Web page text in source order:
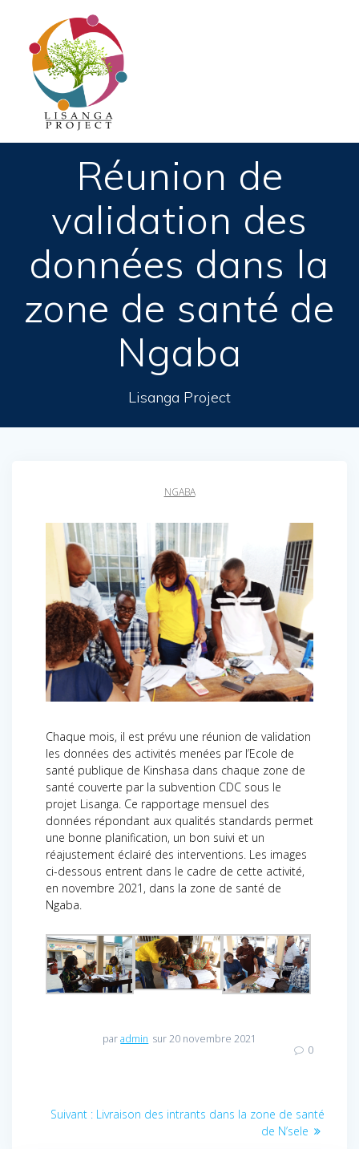
Réunion de
validation des
données dans la
zone de santé de
Ngaba
Lisanga Project
NGABA
Chaque mois, il est prévu une réunion de validation
les données des activités menées par l’Ecole de
santé publique de Kinshasa dans chaque zone de
santé couverte par la subvention CDC sous le
projet Lisanga. Ce rapportage mensuel des
données répondant aux qualités standards permet
une bonne planification, un bon suivi et un
réajustement éclairé des interventions. Les images
ci-dessous entrent dans le cadre de cette activité,
en novembre 2021, dans la zone de santé de
Ngaba.
paradmin sur 20 novembre 2021
0
Navigation
Suivant : Article
Livraison des intrants dans la zone de santé
de N’sele